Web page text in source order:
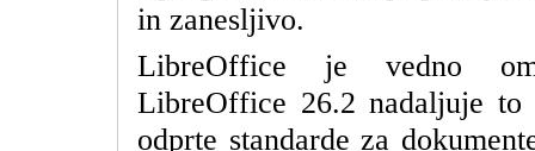
in zanesljivo.
LibreOffice je vedno
LibreOffice 26.2 nadaljuje
odprte standarde za